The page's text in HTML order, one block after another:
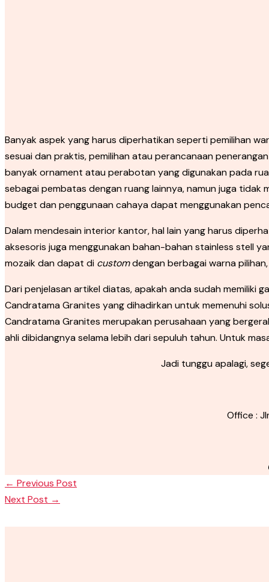
Banyak aspek yang harus diperhatikan seperti pemilihan
sesuai dan praktis, pemilihan atau perancanaan
banyak ornament atau perabotan yang digunakan pada
sebagai pembatas dengan ruang lainnya, namun juga
budget dan penggunaan cahaya dapat menggunakan
Dalam mendesain interior kantor, hal lain yang harus
aksesoris juga menggunakan bahan-bahan stainless stell
mozaik dan dapat di customdengan berbagai warna
Dari penjelasan artikel diatas, apakah anda sudah memiliki
Candratama Granites yang dihadirkan untuk memenuhi
Candratama Granites merupakan perusahaan yang
ahli dibidangnya selama lebih dari sepuluh tahun. Untuk
Jadi tunggu apalagi,
Office :
← Previous Post
Next Post →